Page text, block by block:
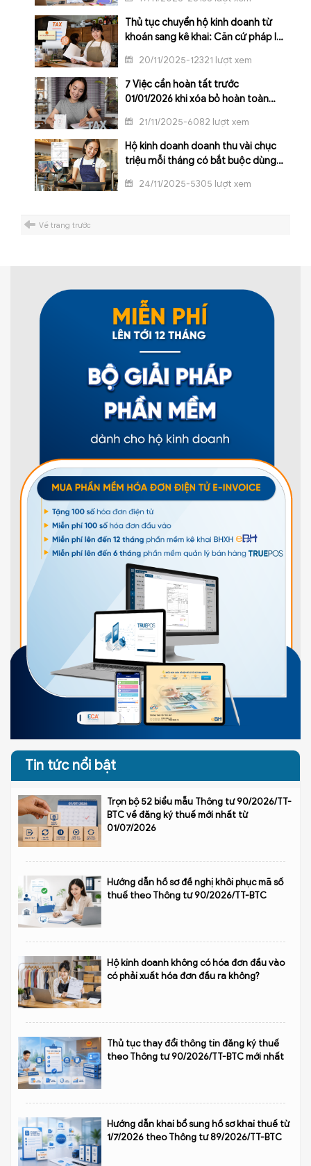
Thủ tục chuyển hộ kinh doanh từ
khoán sang kê khai: Căn cứ pháp lý
20/11/2025-12321 lượt xem
7 Việc cần hoàn tất trước
01/01/2026 khi xóa bỏ hoàn toàn
21/11/2025-6082 lượt xem
Hộ kinh doanh doanh thu vài chục
triệu mỗi tháng có bắt buộc dùng
24/11/2025-5305 lượt xem
Về trang trước
Tin tức nổi bật
Trọn bộ 52 biểu mẫu Thông tư 90/2026/TT-
BTC về đăng ký thuế mới nhất từ
01/07/2026
Hướng dẫn hồ sơ đề nghị khôi phục mã số
thuế theo Thông tư 90/2026/TT-BTC
Hộ kinh doanh không có hóa đơn đầu vào
có phải xuất hóa đơn đầu ra không?
Thủ tục thay đổi thông tin đăng ký thuế
theo Thông tư 90/2026/TT-BTC mới nhất
Hướng dẫn khai bổ sung hồ sơ khai thuế từ
1/7/2026 theo Thông tư 89/2026/TT-BTC